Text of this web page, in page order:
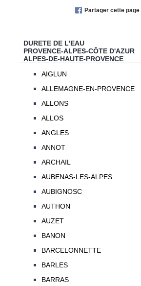
Partager cette page
DURETE DE L'EAU
PROVENCE-ALPES-CÔTE D'AZUR
ALPES-DE-HAUTE-PROVENCE
AIGLUN
ALLEMAGNE-EN-PROVENCE
ALLONS
ALLOS
ANGLES
ANNOT
ARCHAIL
AUBENAS-LES-ALPES
AUBIGNOSC
AUTHON
AUZET
BANON
BARCELONNETTE
BARLES
BARRAS